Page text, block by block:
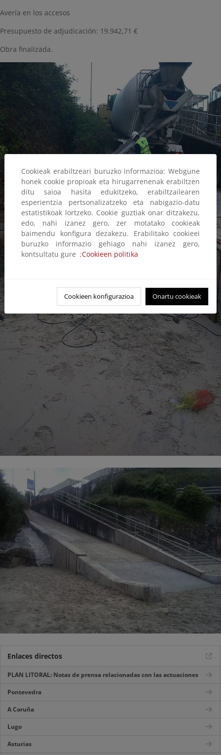
Avería en los accesos
Presupuesto de adjudicación: 19.942,71 €
Obra finalizada.
Enlaces directos
PLAN LITORAL: Notas de prensa relacionadas con las actuaciones
Pontevedra
A Coruña
Lugo
Asturias
Cookieak erabiltzeari buruzko informazioa: Webgune
honek cookie propioak eta hirugarrenenak erabiltzen
ditu saioa hasita edukitzeko, erabiltzailearen
esperientzia pertsonalizatzeko eta nabigazio-datu
estatistikoak lortzeko. Cookie guztiak onar ditzakezu,
edo, nahi izanez gero, zer motatako cookieak
baimendu konfigura dezakezu. Erabilitako cookieei
buruzko informazio gehiago nahi izanez gero,
kontsultatu gure ;Cookieen politika
Cookieen konfigurazioa Onartu cookieak